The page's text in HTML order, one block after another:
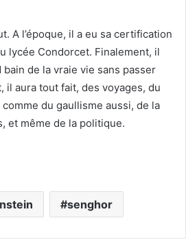
A l’époque, il a eu sa certification
lycée Condorcet. Finalement, il
bain de la vraie vie sans passer
il aura tout fait, des voyages, du
du gaullisme aussi, de la
et même de la politique.
senghor